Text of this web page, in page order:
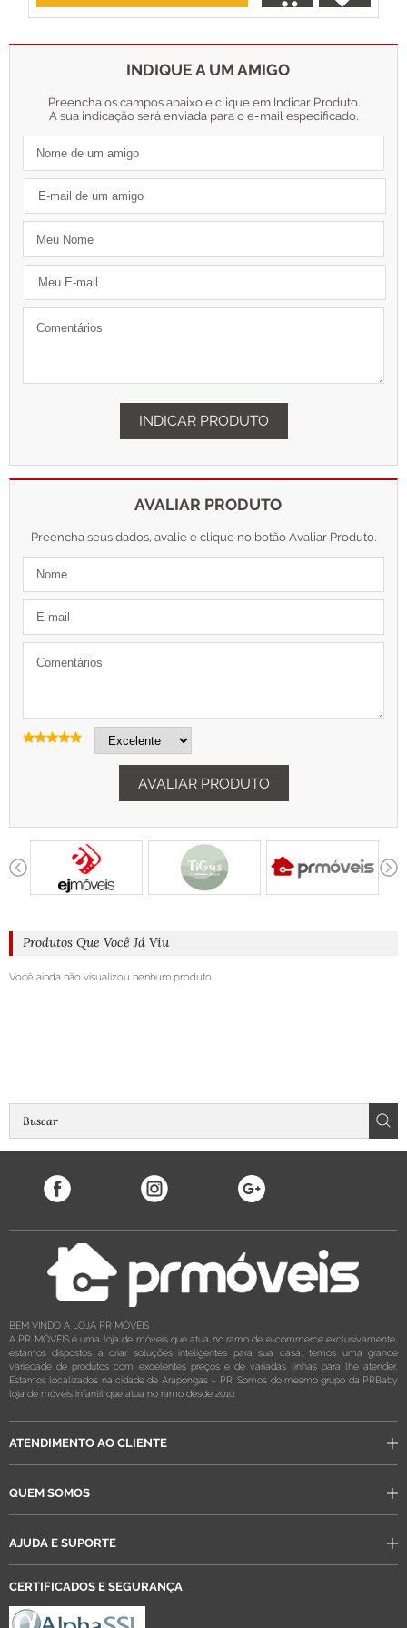
INDIQUE A UM AMIGO
Preencha os campos abaixo e clique em Indicar Produto.
A sua indicação será enviada para o e-mail especificado.
INDICAR PRODUTO
AVALIAR PRODUTO
Preencha seus dados, avalie e clique no botão Avaliar Produto.
AVALIAR PRODUTO
Produtos Que Você Já Viu
Você ainda não visualizou nenhum produto
BEM VINDO A LOJA PR MÓVEIS
A PR MÓVEIS é uma loja de móveis que atua no ramo de e-commerce exclusivamente,
estamos dispostos a criar soluções inteligentes para sua casa, temos uma grande
variedade de produtos com excelentes preços e de variadas linhas para lhe atender.
Estamos localizados na cidade de Arapongas – PR. Somos do mesmo grupo da PRBaby
loja de móveis infantil que atua no ramo desde 2010.
ATENDIMENTO AO CLIENTE
QUEM SOMOS
AJUDA E SUPORTE
CERTIFICADOS E SEGURANÇA